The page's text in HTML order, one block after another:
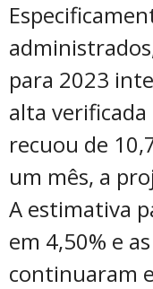
para 2023
alta verificada
recuou de
um mês, a
A estimativa
em 4,50% e
continuaram